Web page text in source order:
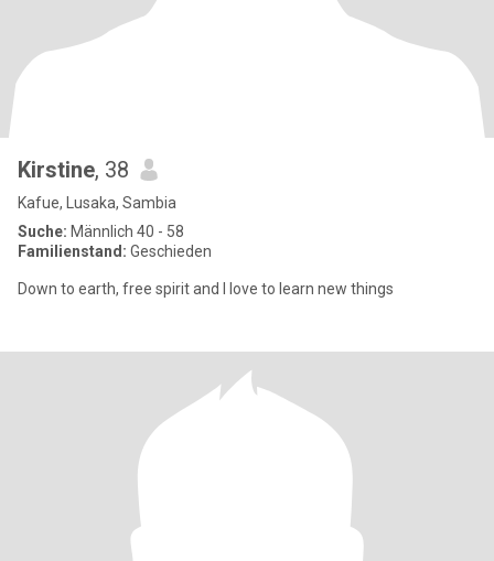
Kirstine, 38
Kafue, Lusaka, Sambia
Suche: Männlich 40 - 58
Familienstand: Geschieden
Down to earth, free spirit and I love to learn new things